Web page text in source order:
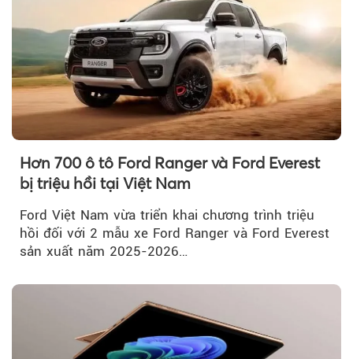
Hơn 700 ô tô Ford Ranger và Ford Everest
bị triệu hồi tại Việt Nam
Ford Việt Nam vừa triển khai chương trình triệu
hồi đối với 2 mẫu xe Ford Ranger và Ford Everest
sản xuất năm 2025-2026…